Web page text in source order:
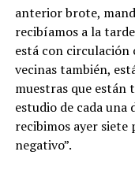
anterior brote,
recibíamos a la
está con circulación
vecinas también,
muestras que están
estudio de cada una
recibimos ayer
negativo”.